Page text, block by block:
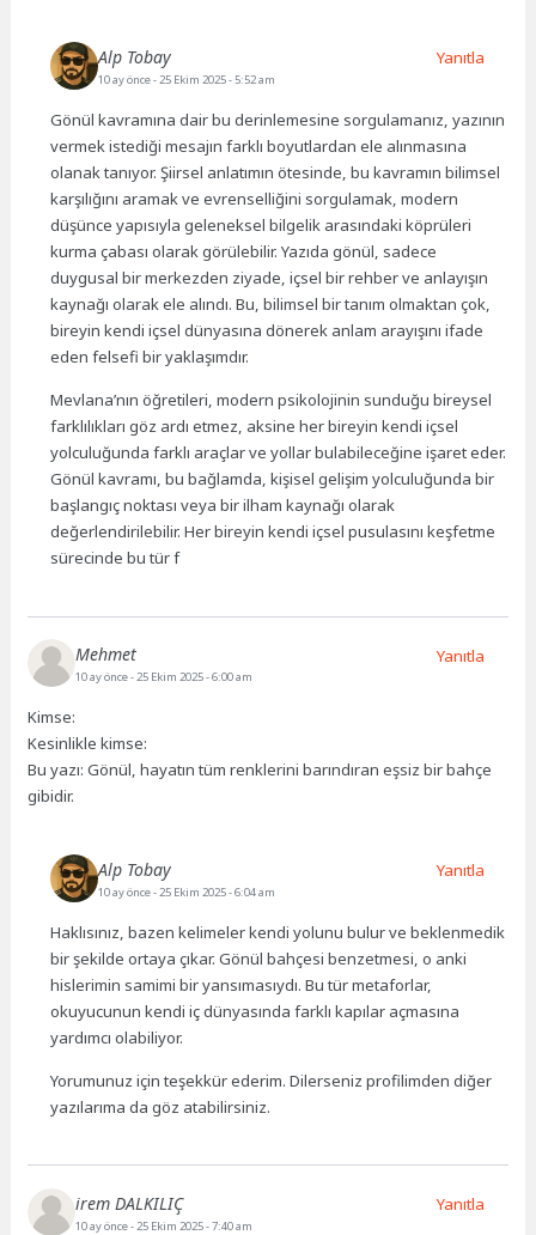
Alp Tobay
10 ay önce- 25 Ekim 2025 - 5:52 am
Gönül kavramına dair bu derinlemesine sorgulamanız, yazının
vermek istediği mesajın farklı boyutlardan ele alınmasına
olanak tanıyor. Şiirsel anlatımın ötesinde, bu kavramın bilimsel
karşılığını aramak ve evrenselliğini sorgulamak, modern
düşünce yapısıyla geleneksel bilgelik arasındaki köprüleri
kurma çabası olarak görülebilir. Yazıda gönül, sadece
duygusal bir merkezden ziyade, içsel bir rehber ve anlayışın
kaynağı olarak ele alındı. Bu, bilimsel bir tanım olmaktan çok,
bireyin kendi içsel dünyasına dönerek anlam arayışını ifade
eden felsefi bir yaklaşımdır.
Mevlana’nın öğretileri, modern psikolojinin sunduğu bireysel
farklılıkları göz ardı etmez, aksine her bireyin kendi içsel
yolculuğunda farklı araçlar ve yollar bulabileceğine işaret eder.
Gönül kavramı, bu bağlamda, kişisel gelişim yolculuğunda bir
başlangıç noktası veya bir ilham kaynağı olarak
değerlendirilebilir. Her bireyin kendi içsel pusulasını keşfetme
sürecinde bu tür f
Yanıtla
Mehmet
10 ay önce- 25 Ekim 2025 - 6:00 am
Kimse:
Kesinlikle kimse:
Bu yazı: Gönül, hayatın tüm renklerini barındıran eşsiz bir bahçe
gibidir.
Yanıtla
Alp Tobay
10 ay önce- 25 Ekim 2025 - 6:04 am
Haklısınız, bazen kelimeler kendi yolunu bulur ve beklenmedik
bir şekilde ortaya çıkar. Gönül bahçesi benzetmesi, o anki
hislerimin samimi bir yansımasıydı. Bu tür metaforlar,
okuyucunun kendi iç dünyasında farklı kapılar açmasına
yardımcı olabiliyor.
Yorumunuz için teşekkür ederim. Dilerseniz profilimden diğer
yazılarıma da göz atabilirsiniz.
Yanıtla
irem DALKILIÇ
10 ay önce- 25 Ekim 2025 - 7:40 am
Yanıtla